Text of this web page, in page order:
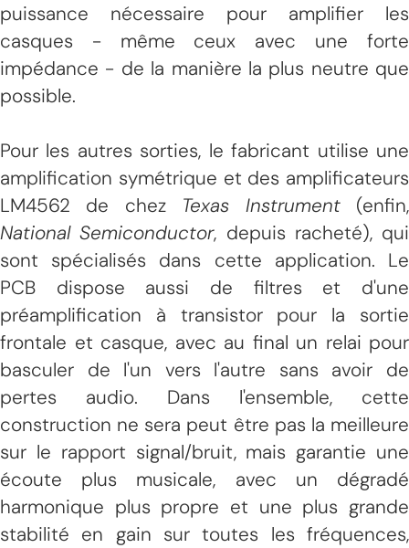
puissance nécessaire pour amplifier les
casques - même ceux avec une forte
impédance - de la manière la plus neutre que
possible.
Pour les autres sorties, le fabricant utilise une
amplification symétrique et des amplificateurs
LM4562 de chez Texas Instrument(enfin,
National Semiconductor, depuis racheté), qui
sont spécialisés dans cette application. Le
PCB dispose aussi de filtres et d'une
préamplification à transistor pour la sortie
frontale et casque, avec au final un relai pour
basculer de l'un vers l'autre sans avoir de
pertes audio. Dans l'ensemble, cette
construction ne sera peut être pas la meilleure
sur le rapport signal/bruit, mais garantie une
écoute plus musicale, avec un dégradé
harmonique plus propre et une plus grande
stabilité en gain sur toutes les fréquences,